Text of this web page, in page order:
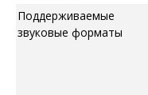
Поддерживаемые
звуковые форматы